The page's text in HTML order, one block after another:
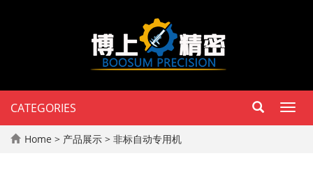
CATEGORIES
Home > 产品展示 > 非标自动专用机